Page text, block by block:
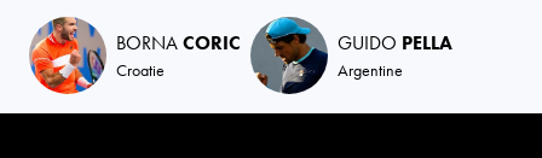
BORNACORIC
Croatie
GUIDO PELLA
Argentine